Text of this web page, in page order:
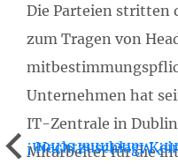
Die Parteien stritten
zum Tragen von
Unternehmen hat
IT-Zentrale in
Mitarbeiter für die
Ohne Arbeit kein
Nachtzuschlag: